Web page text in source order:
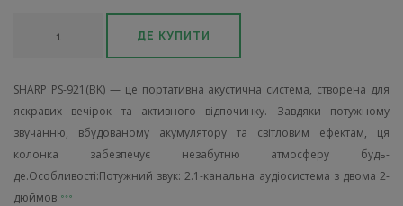
ДЕ КУПИТИ
SHARP PS-921(BK) — це портативна акустична система, створена для
яскравих вечірок та активного відпочинку. Завдяки потужному
звучанню, вбудованому акумулятору та світловим ефектам, ця
колонка забезпечує незабутню атмосферу будь-
де.Особливості:Потужний звук: 2.1-канальна аудіосистема з двома 2-
дюймов